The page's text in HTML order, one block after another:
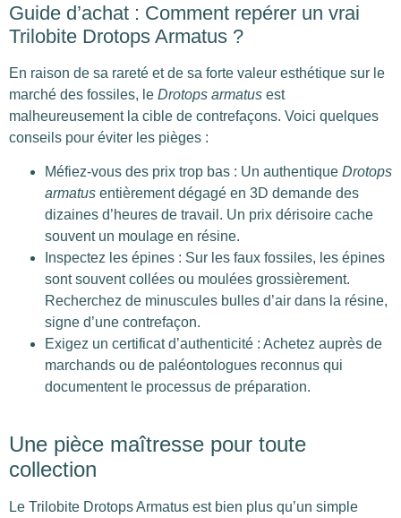
Guide d’achat : Comment repérer un vrai
Trilobite Drotops Armatus ?
En raison de sa rareté et de sa forte valeur esthétique sur le
marché des fossiles, le Drotops armatus est
malheureusement la cible de contrefaçons. Voici quelques
conseils pour éviter les pièges :
Méfiez-vous des prix trop bas : Un authentique Drotops
armatus entièrement dégagé en 3D demande des
dizaines d’heures de travail. Un prix dérisoire cache
souvent un moulage en résine.
Inspectez les épines : Sur les faux fossiles, les épines
sont souvent collées ou moulées grossièrement.
Recherchez de minuscules bulles d’air dans la résine,
signe d’une contrefaçon.
Exigez un certificat d’authenticité : Achetez auprès de
marchands ou de paléontologues reconnus qui
documentent le processus de préparation.
Une pièce maîtresse pour toute
collection
Le Trilobite Drotops Armatus est bien plus qu’un simple